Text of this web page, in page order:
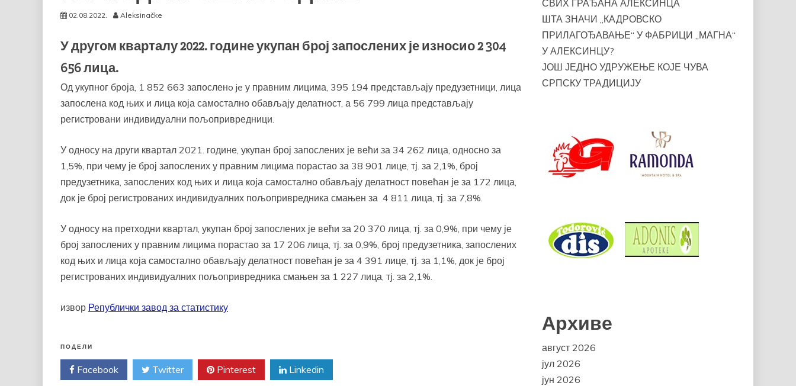
02.08.2022. Aleksinačke
У другом кварталу 2022. године укупан број запослених је износио 2 304
656 лица.
Од укупног броја, 1 852 663 запосленo je у правним лицима, 395 194 представљају предузетници, лица
запослена код њих и лица која самостално обављају делатност, а 56 799 лица представљају
регистровани индивидуални пољопривредници.
У односу на други квартал 2021. године, укупан број запослених је већи за 34 262 лица, односно за
1,5%, при чему је број запослених у правним лицима порастао за 38 901 лице, тј. за 2,1%, број
предузетника, запослених код њих и лица која самостално обављају делатност повећан је за 172 лица,
док је број регистрованих индивидуалних пољопривредника смањен за 4 811 лица, тј. за 7,8%.
У односу на претходни квартал, укупан број запослених је већи за 20 370 лица, тј. за 0,9%, при чему је
број запослених у правним лицима порастао за 17 206 лица, тј. за 0,9%, број предузетника, запослених
код њих и лица која самостално обављају делатност повећан је за 4 391 лице, тј. за 1,1%, док је број
регистрованих индивидуалних пољопривредника смањен за 1 227 лица, тј. за 2,1%.
извор Републички завод за статистику
ПОДЕЛИ
Facebook Twitter Pinterest Linkedin
СВИХ ГРАЂАНА АЛЕКСИНЦА
ШТА ЗНАЧИ „КАДРОВСКО
ПРИЛАГОЂАВАЊЕ“ У ФАБРИЦИ „МАГНА“
У АЛЕКСИНЦУ?
ЈОШ ЈЕДНО УДРУЖЕЊЕ КОЈЕ ЧУВА
СРПСКУ ТРАДИЦИЈУ
Архиве
август 2026
јул 2026
јун 2026